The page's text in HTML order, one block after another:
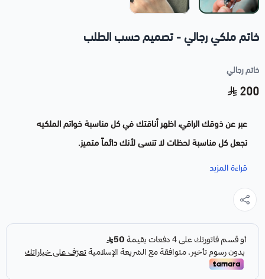
خاتم ملكي رجالي - تصميم حسب الطلب
خاتم رجالي
200
عبر عن ذوقك الراقي، اظهر أناقتك في كل مناسبة خواتم الملكيه
تجعل كل مناسبة لحظات لا تنسى لأنك دائماً متميز.
المواصفات
متوفر فضه ايطالي عيار 925 لون ذهبي
متوفر فضه ايطالي عيار 925 لون فضي
قراءة المزيد